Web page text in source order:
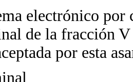
electrónico
de la fracción
por esta